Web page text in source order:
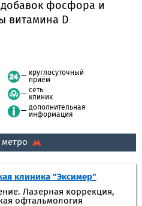
фосфора и
витамина D
круглосуточный
приём
сеть
клиник
дополнительная
информация
метро
клиника "Эксимер"
Лазерная коррекция,
офтальмология